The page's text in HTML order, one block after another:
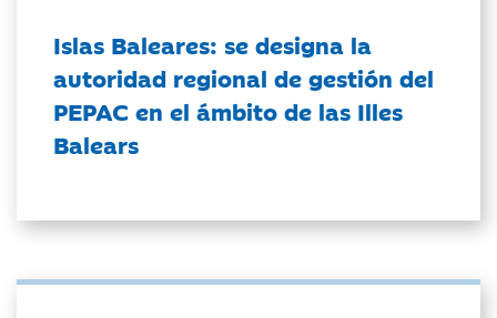
Islas Baleares: se designa la
autoridad regional de gestión del
PEPAC en el ámbito de las Illes
Balears